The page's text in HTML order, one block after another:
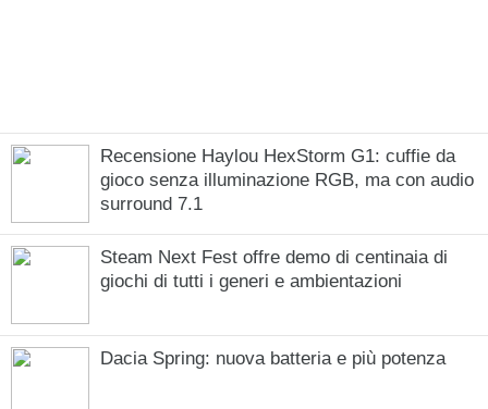
Recensione Haylou HexStorm G1: cuffie da
gioco senza illuminazione RGB, ma con audio
surround 7.1
Steam Next Fest offre demo di centinaia di
giochi di tutti i generi e ambientazioni
Dacia Spring: nuova batteria e più potenza